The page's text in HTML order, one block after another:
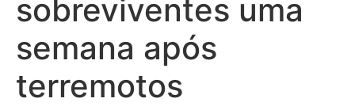
sobreviventes uma
semana após
terremotos